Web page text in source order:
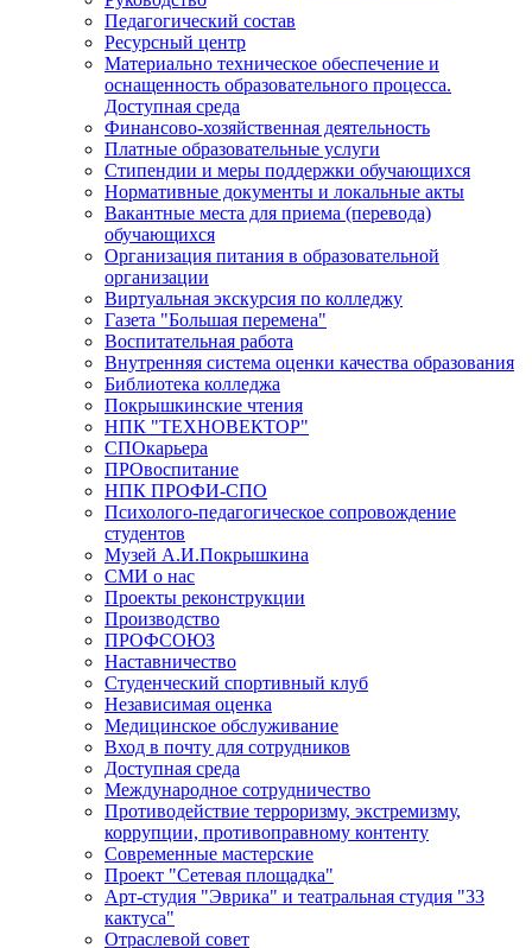
Педагогический состав
Ресурсный центр
Материально техническое обеспечение и
оснащенность образовательного процесса.
Доступная среда
Финансово-хозяйственная деятельность
Платные образовательные услуги
Стипендии и меры поддержки обучающихся
Нормативные документы и локальные акты
Вакантные места для приема (перевода)
обучающихся
Организация питания в образовательной
организации
Виртуальная экскурсия по колледжу
Газета "Большая перемена"
Воспитательная работа
Внутренняя система оценки качества образования
Библиотека колледжа
Покрышкинские чтения
НПК "ТЕХНОВЕКТОР"
СПОкарьера
ПРОвоспитание
НПК ПРОФИ-СПО
Психолого-педагогическое сопровождение
студентов
Музей А.И.Покрышкина
СМИ о нас
Проекты реконструкции
Производство
ПРОФСОЮЗ
Наставничество
Студенческий спортивный клуб
Независимая оценка
Медицинское обслуживание
Вход в почту для сотрудников
Доступная среда
Международное сотрудничество
Противодействие терроризму, экстремизму,
коррупции, противоправному контенту
Современные мастерские
Проект "Сетевая площадка"
Арт-студия "Эврика" и театральная студия "33
кактуса"
Отраслевой совет